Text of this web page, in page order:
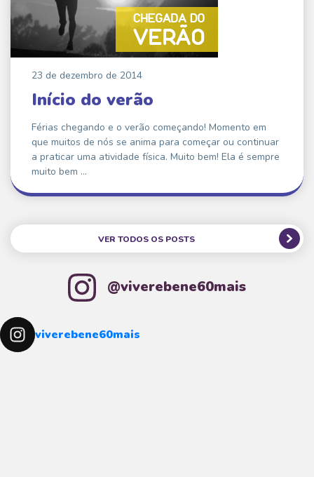
23 de dezembro de 2014
Início do verão
Férias chegando e o verão começando! Momento em
que muitos de nós se anima para começar ou continuar
a praticar uma atividade física. Muito bem! Ela é sempre
muito bem …
VER TODOS OS POSTS
@viverebene60mais
viverebene60mais